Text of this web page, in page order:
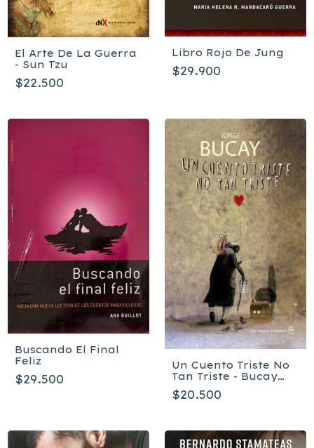
El Arte De La Guerra
- Sun Tzu
$22.500
Libro Rojo De Jung
$29.900
Buscando El Final
Feliz
$29.500
Un Cuento Triste No
Tan Triste - Bucay
Jorge
$20.500